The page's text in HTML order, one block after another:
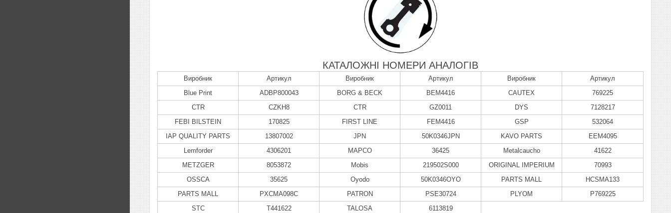
КАТАЛОЖНІ НОМЕРИ АНАЛОГІВ
Виробник Артикул Виробник Артикул Виробник
Артикул
Blue Print
ADBP800043 BORG & BECK BEM4416 CAUTEX
769225
CTR
CZKH8 CTR GZ0011 DYS
7128217
FEBI BILSTEIN
170825 FIRST LINE FEM4416 GSP
532064
IAP QUALITY PARTS
13807002 JPN 50K0346JPN KAVO PARTS
EEM4095
Lemforder
4306201 MAPCO 36425 Metalcaucho
41622
METZGER
8053872 Mobis 219502S000 ORIGINAL IMPERIUM
70993
OSSCA
35625 Oyodo 50K0346OYO PARTS MALL
HCSMA133
PARTS MALL
PXCMA098C PATRON PSE30724 PLYOM
P769225
STC
T441622 TALOSA 6113819